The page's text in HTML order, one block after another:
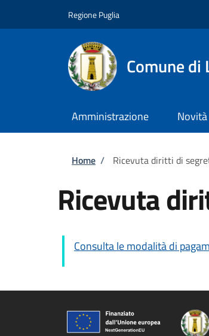
Regione Puglia
Comune
Amministrazione Novità
Briciole di
Home / Ricevuta diritti di
Ricevuta
Consulta le modalità di